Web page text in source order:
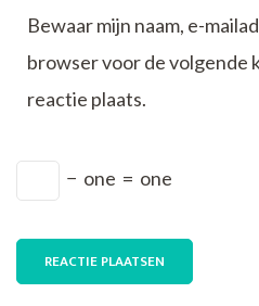
Bewaar mijn naam, e-
browser voor de volgende
reactie plaats.
− one = one